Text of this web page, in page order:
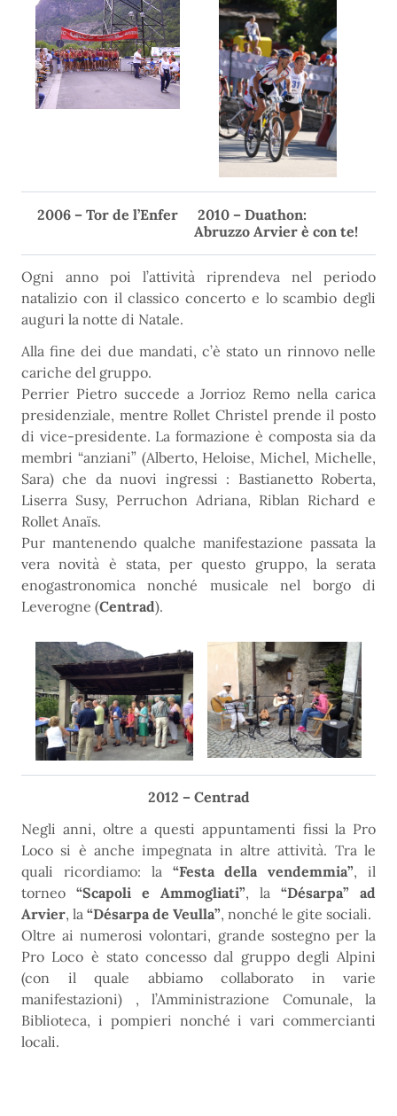
2006 – Tor de l’Enfer
2010 – Duathon:
Abruzzo Arvier è con te!
Ogni anno poi l’attività riprendeva nel periodo
natalizio con il classico concerto e lo scambio degli
auguri la notte di Natale.
Alla fine dei due mandati, c’è stato un rinnovo nelle
cariche del gruppo.
Perrier Pietro succede a Jorrioz Remo nella carica
presidenziale, mentre Rollet Christel prende il posto
di vice-presidente. La formazione è composta sia da
membri “anziani” (Alberto, Heloise, Michel, Michelle,
Sara) che da nuovi ingressi : Bastianetto Roberta,
Liserra Susy, Perruchon Adriana, Riblan Richard e
Rollet Anaïs.
Pur mantenendo qualche manifestazione passata la
vera novità è stata, per questo gruppo, la serata
enogastronomica nonché musicale nel borgo di
Leverogne (Centrad).
2012 – Centrad
Negli anni, oltre a questi appuntamenti fissi la Pro
Loco si è anche impegnata in altre attività. Tra le
quali ricordiamo: la “Festa della vendemmia”, il
torneo “Scapoli e Ammogliati”, la “Désarpa” ad
Arvier, la “Désarpa de Veulla”, nonché le gite sociali.
Oltre ai numerosi volontari, grande sostegno per la
Pro Loco è stato concesso dal gruppo degli Alpini
(con il quale abbiamo collaborato in varie
manifestazioni) , l’Amministrazione Comunale, la
Biblioteca, i pompieri nonché i vari commercianti
locali.